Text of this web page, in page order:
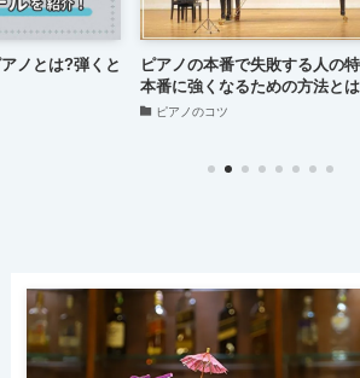
ノとは?弾くと
ピアノの本番で失敗する人の
本番に強くなるための方法と
ピアノのコツ